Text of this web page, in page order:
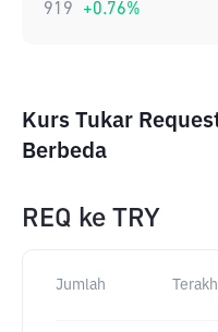
919 +0.76%
Kurs Tukar
Berbeda
REQ ke TRY
Jumlah